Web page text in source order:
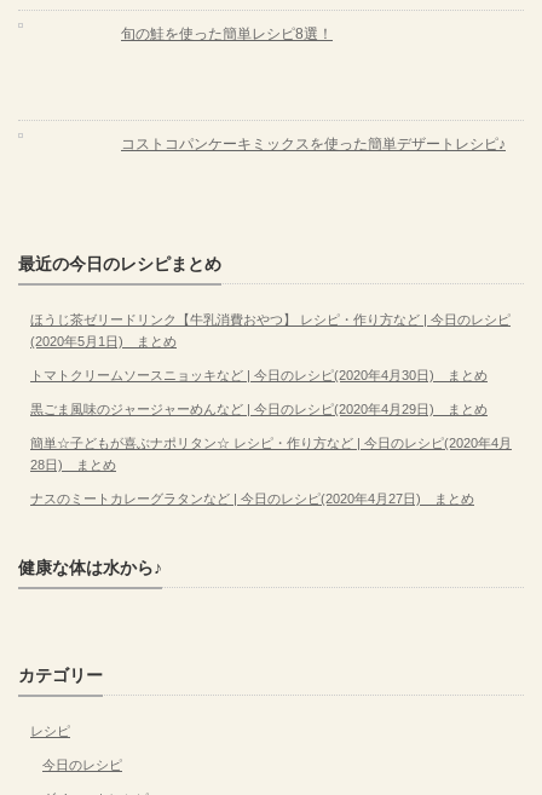
旬の鮭を使った簡単レシピ8選！
コストコパンケーキミックスを使った簡単デザートレシピ♪
最近の今日のレシピまとめ
ほうじ茶ゼリードリンク【牛乳消費おやつ】 レシピ・作り方など | 今日のレシピ
(2020年5月1日) まとめ
トマトクリームソースニョッキなど | 今日のレシピ(2020年4月30日) まとめ
黒ごま風味のジャージャーめんなど | 今日のレシピ(2020年4月29日) まとめ
簡単☆子どもが喜ぶナポリタン☆ レシピ・作り方など | 今日のレシピ(2020年4月
28日) まとめ
ナスのミートカレーグラタンなど | 今日のレシピ(2020年4月27日) まとめ
健康な体は水から♪
カテゴリー
レシピ
今日のレシピ